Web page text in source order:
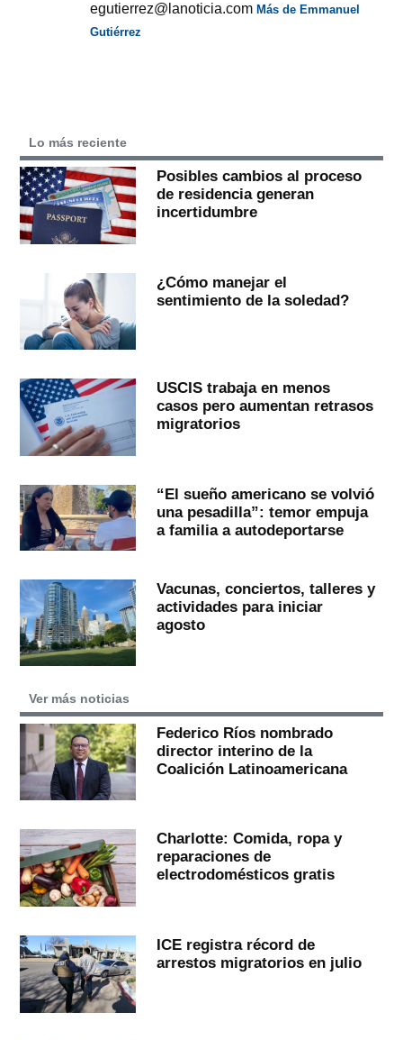
egutierrez@lanoticia.comMás de Emmanuel
Gutiérrez
Lo más reciente
Posibles cambios al proceso
de residencia generan
incertidumbre
¿Cómo manejar el
sentimiento de la soledad?
USCIS trabaja en menos
casos pero aumentan retrasos
migratorios
“El sueño americano se volvió
una pesadilla”: temor empuja
a familia a autodeportarse
Vacunas, conciertos, talleres y
actividades para iniciar
agosto
Ver más noticias
Federico Ríos nombrado
director interino de la
Coalición Latinoamericana
Charlotte: Comida, ropa y
reparaciones de
electrodomésticos gratis
ICE registra récord de
arrestos migratorios en julio